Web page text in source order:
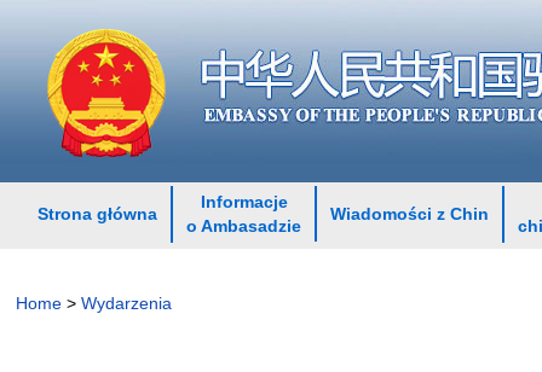
Strona główna
Informacje
o Ambasadzie
Wiadomości z Chin
Home > Wydarzenia